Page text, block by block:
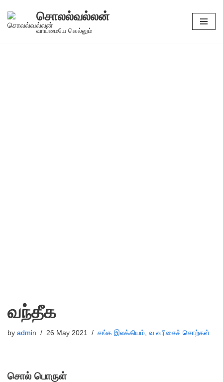
Skip
சொலல்வல்லன்
வாய்மையே வெல்லும்
வந்தீக
by admin 26 May 2021 சங்க இலக்கியம், வ வரிசைச் சொற்கள்
சொல் பொருள்